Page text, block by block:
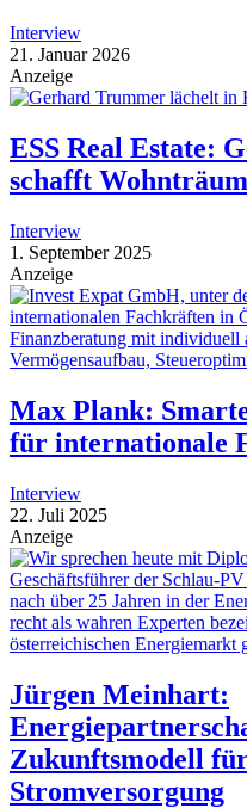
Interview
21. Januar 2026
Anzeige
ESS Real Estate:
schafft
Interview
1. September 2025
Anzeige
Max Plank:
für internationale
Interview
22. Juli 2025
Anzeige
Jürgen Meinhart:
Zukunftsmodell
Stromversorgung